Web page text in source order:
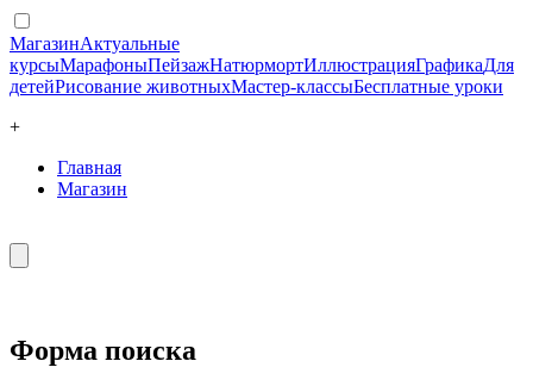
МагазинАктуальные
курсыМарафоныПейзажНатюрмортИллюстрацияГрафикаДля
детейРисование животныхМастер-классыБесплатные уроки
+
Главная
Магазин
Форма поиска